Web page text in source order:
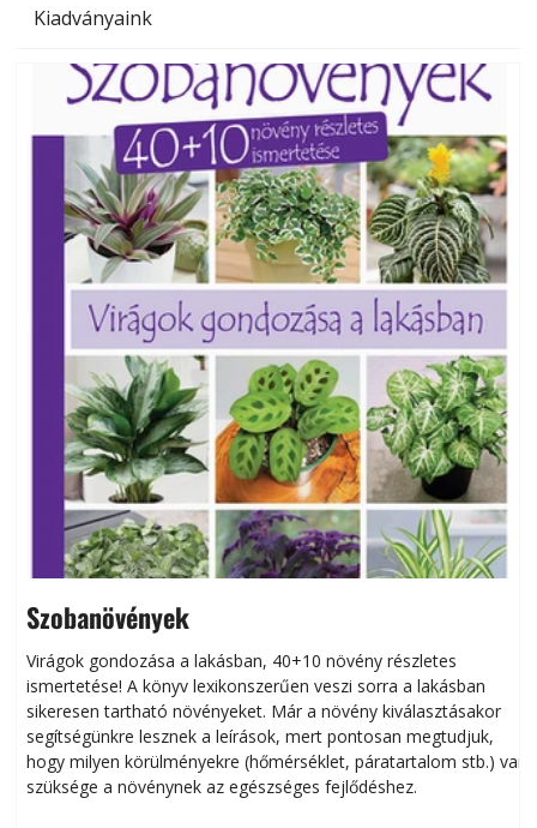
Kiadványaink
Szobanövények
Virágok gondozása a lakásban, 40+10 növény részletes
ismertetése! A könyv lexikonszerűen veszi sorra a lakásban
sikeresen tart­ha­tó növényeket. Már a növény kiválasztásakor
segítségünkre lesznek a leírások, mert pontosan megtudjuk,
hogy milyen körülményekre (hőmérséklet, páratartalom stb.) van
szüksége a növénynek az egészséges fejlődéshez.